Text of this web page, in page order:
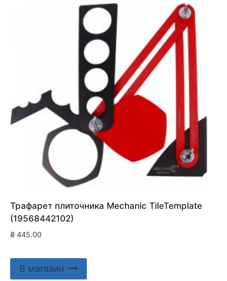
Трафарет плиточника Mechanic TileTemplate
(19568442102)
₴ 445.00
В магазин